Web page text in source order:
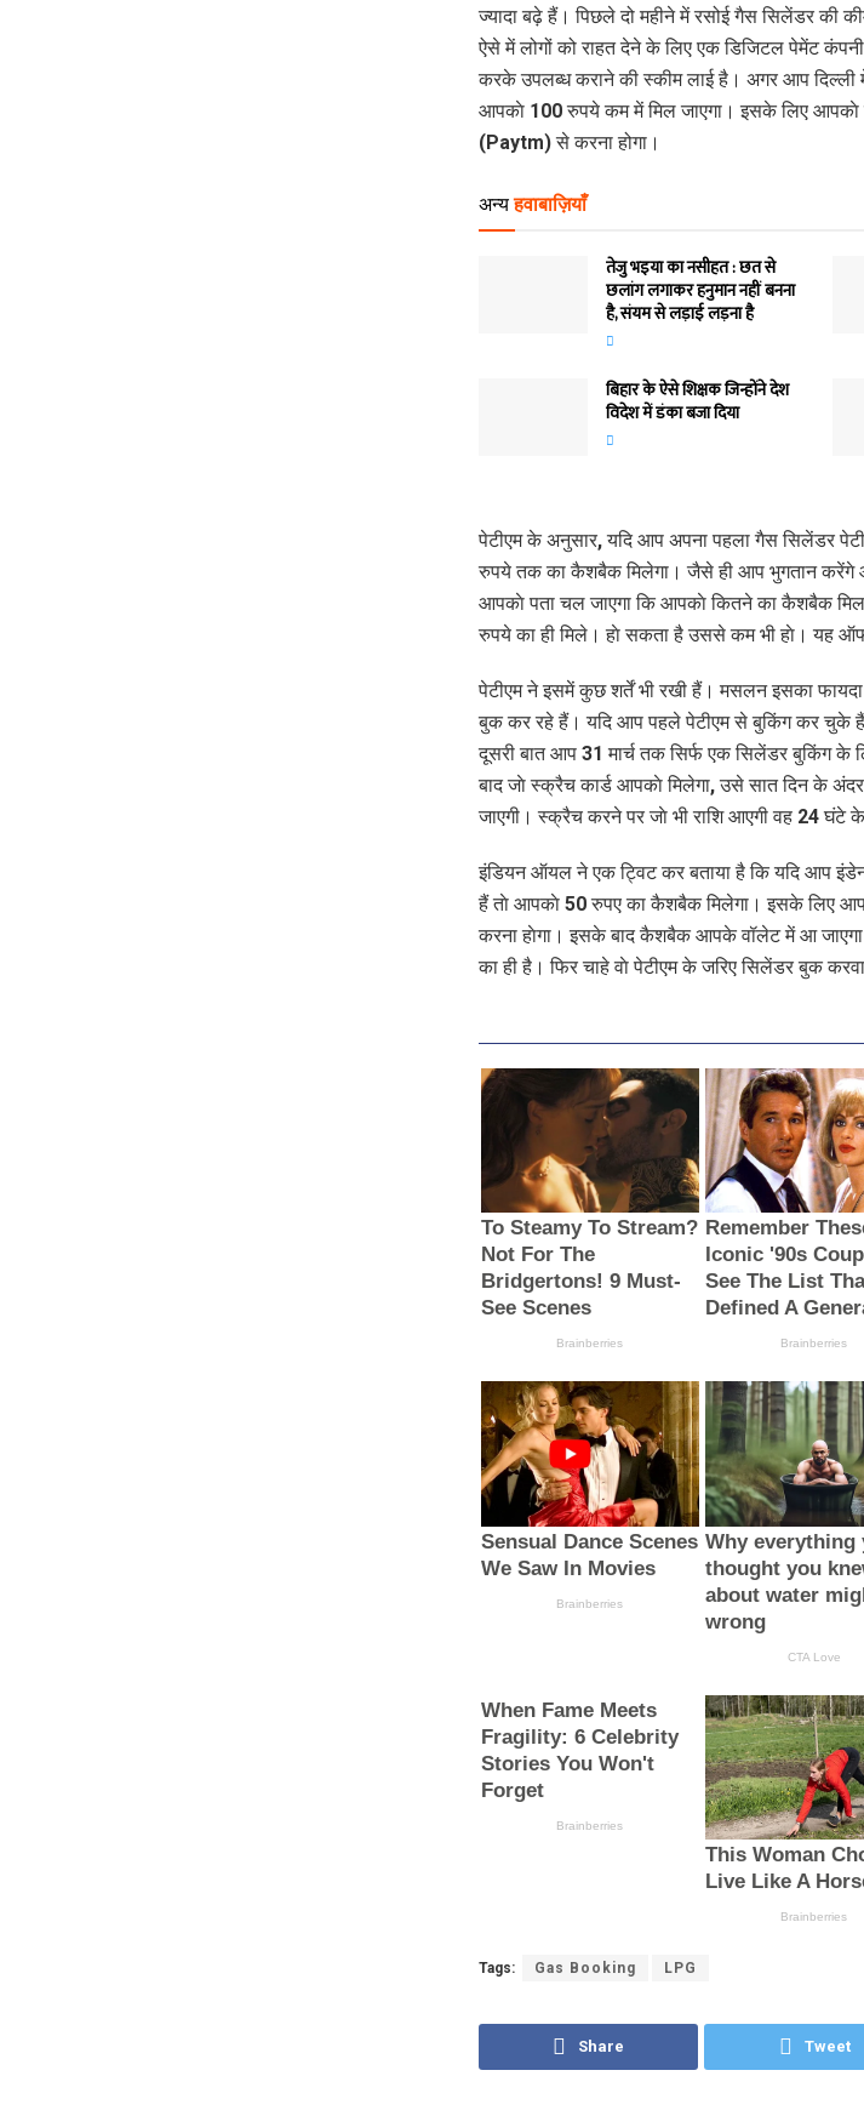
ज्‍‍‍‍‍‍यादा बढ़े हैं। पिछले दो महीने में रसोई गैस सिलेंडर की
ऐसे में लोगों को राहत देने के लिए एक डिजिटल पेमेंट
करके उपलब्‍ध कराने की स्कीम लाई है। अगर आप दिल्ली
आपकाे 100 रुपये कम में मिल जाएगा। इसके लिए आपकाे
(Paytm) से करना होगा।
अन्य हवाबाज़ियाँ
तेजु भइया का नसीहत : छत से
छलांग लगाकर हनुमान नहीं बनना
है, संयम से लड़ाई लड़ना है
बिहार के ऐसे शिक्षक जिन्होंने देश
विदेश में डंका बजा दिया
पेटीएम के अनुसार, यदि आप अपना पहला गैस सिलेंडर
रुपये तक का कैशबैक मिलेगा। जैसे ही आप भुगतान करेंगे
आपकाे पता चल जाएगा कि आपकाे कितने का कैशबैक
रुपये का ही मिले। हाे सकता है उससे कम भी हाे। यह
पेटीएम ने इसमें कुछ शर्तें भी रखी हैं। मसलन इसका फायदा
बुक कर रहे हैं। यदि आप पहले पेटीएम से बु‍किंग कर चुके हैं
दूसरी बात आप 31 मार्च तक सिर्फ एक सिलेंडर बुकिंग
बाद जाे स्क्रैच कार्ड आपकाे मिलेगा, उसे सात दिन के अंदर
जाएगी। स्क्रैच करने पर जाे भी राशि आएगी वह 24 घंटे
इंडियन ऑयल ने एक ट्विट कर बताया है कि यदि आप
हैं ताे आपकाे 50 रुपए का कैशबैक मिलेगा। इसके लिए
करना हाेगा। इसके बाद कैशबैक आपके वॉलेट में आ
का ही है। फिर चाहे वाे पेटीएम के जरिए सिलेंडर बुक
Tags: Gas Booking LPG
Share Tweet